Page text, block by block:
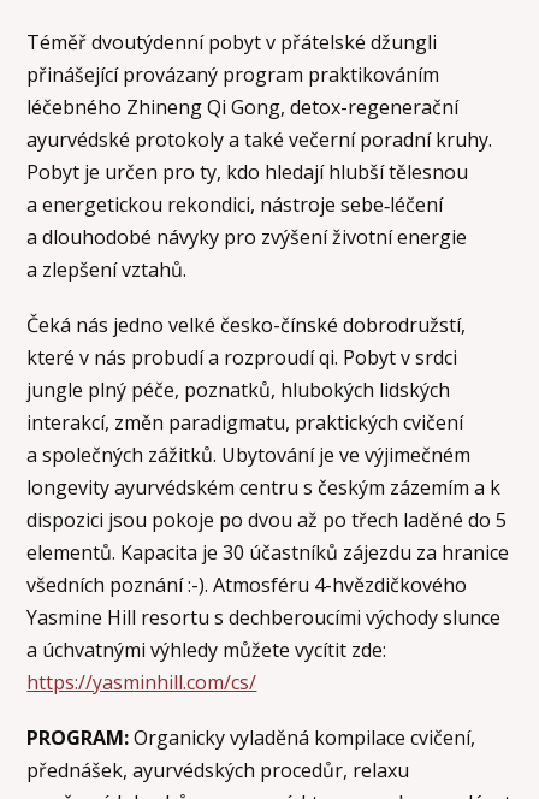
Téměř dvoutýdenní pobyt v přátelské džungli
přinášející provázaný program praktikováním
léčebného Zhineng Qi Gong, detox-regenerační
ayurvédské protokoly a také večerní poradní kruhy.
Pobyt je určen pro ty, kdo hledají hlubší tělesnou
a energetickou rekondici, nástroje sebe‑léčení
a dlouhodobé návyky pro zvýšení životní energie
a zlepšení vztahů.
Čeká nás jedno velké česko-čínské dobrodružstí,
které v nás probudí a rozproudí qi. Pobyt v srdci
jungle plný péče, poznatků, hlubokých lidských
interakcí, změn paradigmatu, praktických cvičení
a společných zážitků. Ubytování je ve výjimečném
longevity ayurvédském centru s českým zázemím a k
dispozici jsou pokoje po dvou až po třech laděné do 5
elementů. Kapacita je 30 účastníků zájezdu za hranice
všedních poznání :-). Atmosféru 4-hvězdičkového
Yasmine Hill resortu s dechberoucími východy slunce
a úchvatnými výhledy můžete vycítit zde:
https://yasminhill.com/cs/
PROGRAM:Organicky vyladěná kompilace cvičení,
přednášek, ayurvédských procedůr, relaxu